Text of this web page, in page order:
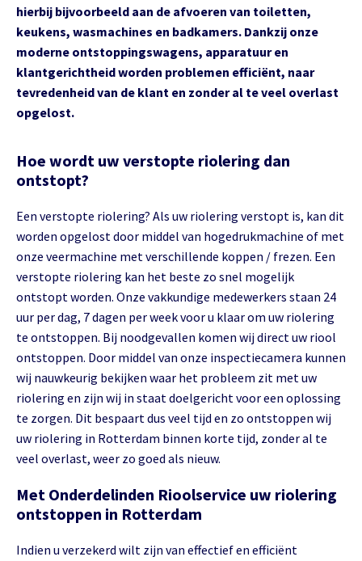
hierbij bijvoorbeeld aan de afvoeren van toiletten,
keukens, wasmachines en badkamers. Dankzij onze
moderne ontstoppingswagens, apparatuur en
klantgerichtheid worden problemen efficiënt, naar
tevredenheid van de klant en zonder al te veel overlast
opgelost.
Hoe wordt uw verstopte riolering dan
ontstopt?
Een verstopte riolering? Als uw riolering verstopt is, kan dit
worden opgelost door middel van hogedrukmachine of met
onze veermachine met verschillende koppen / frezen. Een
verstopte riolering kan het beste zo snel mogelijk
ontstopt worden. Onze vakkundige medewerkers staan 24
uur per dag, 7 dagen per week voor u klaar om uw riolering
te ontstoppen. Bij noodgevallen komen wij direct uw riool
ontstoppen. Door middel van onze inspectiecamera kunnen
wij nauwkeurig bekijken waar het probleem zit met uw
riolering en zijn wij in staat doelgericht voor een oplossing
te zorgen. Dit bespaart dus veel tijd en zo ontstoppen wij
uw riolering in Rotterdam binnen korte tijd, zonder al te
veel overlast, weer zo goed als nieuw.
Met Onderdelinden Rioolservice uw riolering
ontstoppen in Rotterdam
Indien u verzekerd wilt zijn van effectief en efficiënt